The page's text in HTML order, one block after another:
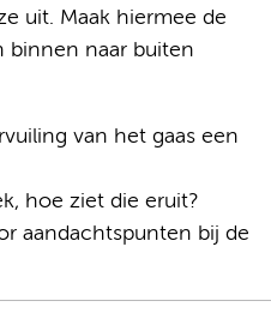
uit. Maak hiermee de
binnen naar buiten
van het gaas een
hoe ziet die eruit?
aandachtspunten bij de